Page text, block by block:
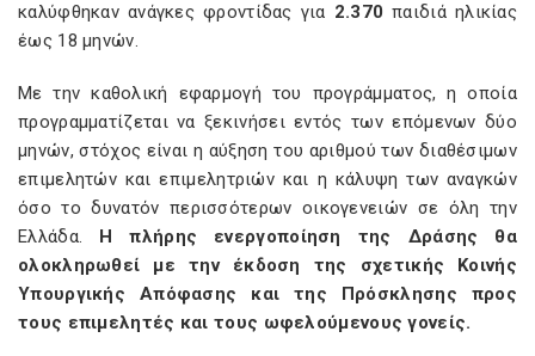
καλύφθηκαν ανάγκες φροντίδας για 2.370 παιδιά ηλικίας
έως 18 μηνών.
Με την καθολική εφαρμογή του προγράμματος, η οποία
προγραμματίζεται να ξεκινήσει εντός των επόμενων δύο
μηνών, στόχος είναι η αύξηση του αριθμού των διαθέσιμων
επιμελητών και επιμελητριών και η κάλυψη των αναγκών
όσο το δυνατόν περισσότερων οικογενειών σε όλη την
Ελλάδα. Η πλήρης ενεργοποίηση της Δράσης θα
ολοκληρωθεί με την έκδοση της σχετικής Κοινής
Υπουργικής Απόφασης και της Πρόσκλησης προς
τους επιμελητές και τους ωφελούμενους γονείς.